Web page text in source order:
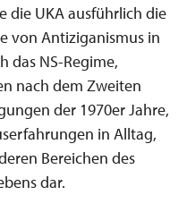
die UKA ausführlich die
von Antiziganismus in
das NS-Regime,
nach dem Zweiten
der 1970er Jahre,
in Alltag,
Bereichen des
dar.